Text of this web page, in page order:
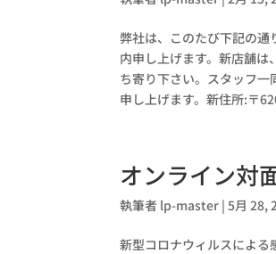
弊社は、このたび下記の
内申し上げます。新店舗
ち寄り下さい。スタッフ
申し上げます。新住所:〒
オンライン対
執筆者 lp-master |5月 28,
新型コロナウィルスによ